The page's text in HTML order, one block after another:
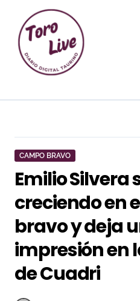
contenido
CAMPO BRAVO
Emilio Silvera
creciendo en
bravo y deja
impresión en
de Cuadri